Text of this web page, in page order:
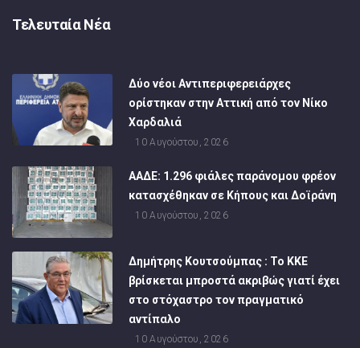
Τελευταία Νέα
Δύο νέοι Αντιπεριφερειάρχες
ορίστηκαν στην Αττική από τον Νίκο
Χαρδαλιά
10 Αυγούστου, 2026
ΑΑΔΕ: 1.296 φιάλες παράνομου φρέον
κατασχέθηκαν σε Κήπους και Δοϊράνη
10 Αυγούστου, 2026
Δημήτρης Κουτσούμπας : Το ΚΚΕ
βρίσκεται μπροστά ακριβώς γιατί έχει
στο στόχαστρο τον πραγματικό
αντίπαλο
10 Αυγούστου, 2026